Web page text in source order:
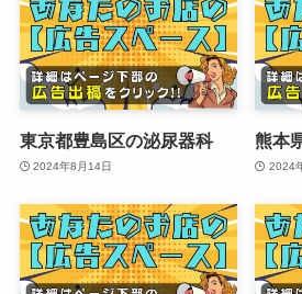
東京都豊島区の泌尿器科
2024年8月14日
熊本
2024